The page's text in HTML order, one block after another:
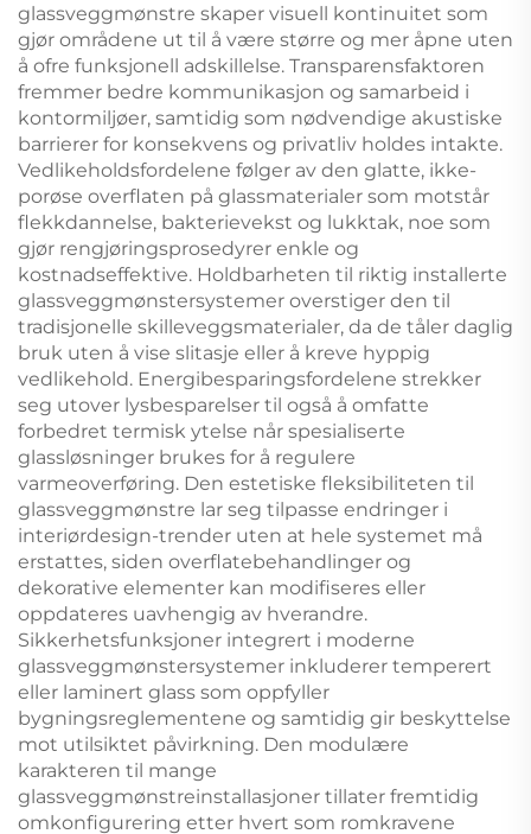
glassveggmønstre skaper visuell kontinuitet som
gjør områdene ut til å være større og mer åpne uten
å ofre funksjonell adskillelse. Transparensfaktoren
fremmer bedre kommunikasjon og samarbeid i
kontormiljøer, samtidig som nødvendige akustiske
barrierer for konsekvens og privatliv holdes intakte.
Vedlikeholdsfordelene følger av den glatte, ikke-
porøse overflaten på glassmaterialer som motstår
flekkdannelse, bakterievekst og lukktak, noe som
gjør rengjøringsprosedyrer enkle og
kostnadseffektive. Holdbarheten til riktig installerte
glassveggmønstersystemer overstiger den til
tradisjonelle skilleveggsmaterialer, da de tåler daglig
bruk uten å vise slitasje eller å kreve hyppig
vedlikehold. Energibesparingsfordelene strekker
seg utover lysbesparelser til også å omfatte
forbedret termisk ytelse når spesialiserte
glassløsninger brukes for å regulere
varmeoverføring. Den estetiske fleksibiliteten til
glassveggmønstre lar seg tilpasse endringer i
interiørdesign-trender uten at hele systemet må
erstattes, siden overflatebehandlinger og
dekorative elementer kan modifiseres eller
oppdateres uavhengig av hverandre.
Sikkerhetsfunksjoner integrert i moderne
glassveggmønstersystemer inkluderer temperert
eller laminert glass som oppfyller
bygningsreglementene og samtidig gir beskyttelse
mot utilsiktet påvirkning. Den modulære
karakteren til mange
glassveggmønstreinstallasjoner tillater fremtidig
omkonfigurering etter hvert som romkravene